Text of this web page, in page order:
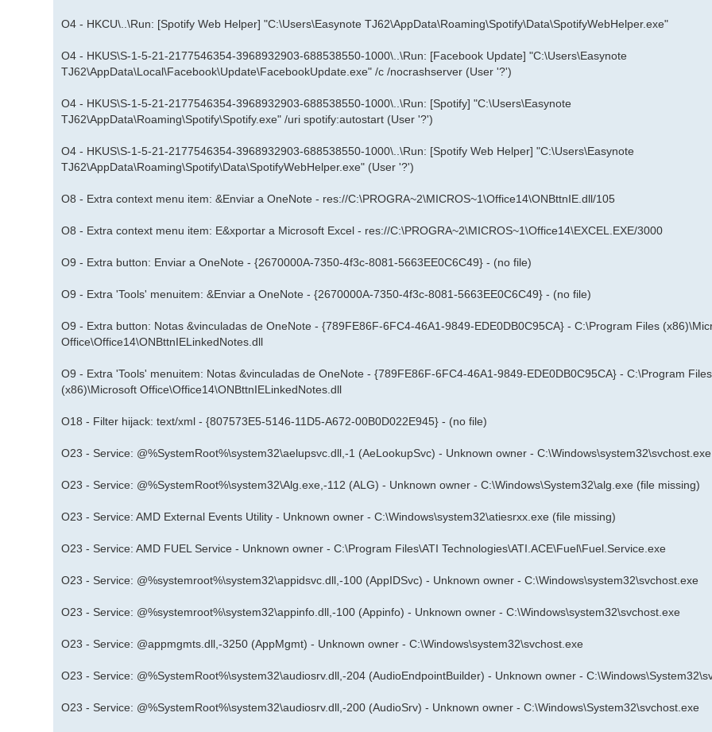
O4 - HKCU\..\Run: [Spotify Web Helper] "C:\Users\Easynote TJ62\AppData\Roaming\Spotify\Data\SpotifyWebHelper.exe"
O4 - HKUS\S-1-5-21-2177546354-3968932903-688538550-1000\..\Run: [Facebook Update] "C:\Users\Easynote
TJ62\AppData\Local\Facebook\Update\FacebookUpdate.exe" /c /nocrashserver (User '?')
O4 - HKUS\S-1-5-21-2177546354-3968932903-688538550-1000\..\Run: [Spotify] "C:\Users\Easynote
TJ62\AppData\Roaming\Spotify\Spotify.exe" /uri spotify:autostart (User '?')
O4 - HKUS\S-1-5-21-2177546354-3968932903-688538550-1000\..\Run: [Spotify Web Helper] "C:\Users\Easynote
TJ62\AppData\Roaming\Spotify\Data\SpotifyWebHelper.exe" (User '?')
O8 - Extra context menu item: &Enviar a OneNote - res://C:\PROGRA~2\MICROS~1\Office14\ONBttnIE.dll/105
O8 - Extra context menu item: E&xportar a Microsoft Excel - res://C:\PROGRA~2\MICROS~1\Office14\EXCEL.EXE/3000
O9 - Extra button: Enviar a OneNote - {2670000A-7350-4f3c-8081-5663EE0C6C49} - (no file)
O9 - Extra 'Tools' menuitem: &Enviar a OneNote - {2670000A-7350-4f3c-8081-5663EE0C6C49} - (no file)
O9 - Extra button: Notas &vinculadas de OneNote - {789FE86F-6FC4-46A1-9849-EDE0DB0C95CA} - C:\Program Files
Office\Office14\ONBttnIELinkedNotes.dll
O9 - Extra 'Tools' menuitem: Notas &vinculadas de OneNote - {789FE86F-6FC4-46A1-9849-EDE0DB0C95CA} - C:\Program Files
(x86)\Microsoft Office\Office14\ONBttnIELinkedNotes.dll
O18 - Filter hijack: text/xml - {807573E5-5146-11D5-A672-00B0D022E945} - (no file)
O23 - Service: @%SystemRoot%\system32\aelupsvc.dll,-1 (AeLookupSvc) - Unknown owner - C:\Windows\system32\svchost.exe
O23 - Service: @%SystemRoot%\system32\Alg.exe,-112 (ALG) - Unknown owner - C:\Windows\System32\alg.exe (file missing)
O23 - Service: AMD External Events Utility - Unknown owner - C:\Windows\system32\atiesrxx.exe (file missing)
O23 - Service: AMD FUEL Service - Unknown owner - C:\Program Files\ATI Technologies\ATI.ACE\Fuel\Fuel.Service.exe
O23 - Service: @%systemroot%\system32\appidsvc.dll,-100 (AppIDSvc) - Unknown owner - C:\Windows\system32\svchost.exe
O23 - Service: @%systemroot%\system32\appinfo.dll,-100 (Appinfo) - Unknown owner - C:\Windows\system32\svchost.exe
O23 - Service: @appmgmts.dll,-3250 (AppMgmt) - Unknown owner - C:\Windows\system32\svchost.exe
O23 - Service: @%SystemRoot%\system32\audiosrv.dll,-204 (AudioEndpointBuilder) - Unknown owner -
O23 - Service: @%SystemRoot%\system32\audiosrv.dll,-200 (AudioSrv) - Unknown owner - C:\Windows\System32\svchost.exe